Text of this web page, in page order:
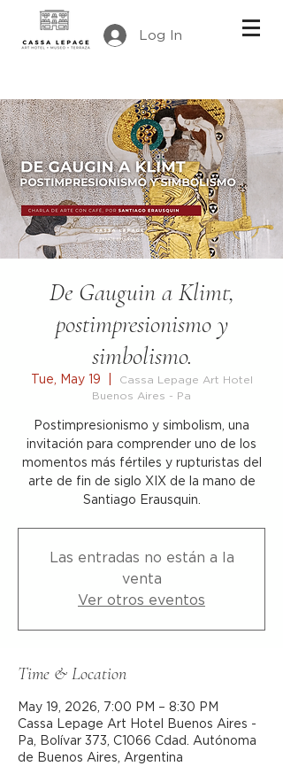
Log In
De Gauguin a Klimt,
postimpresionismo y
simbolismo.
Tue, May 19
Cassa Lepage Art Hotel
Buenos Aires - Pa
Postimpresionismo y simbolism, una
invitación para comprender uno de los
momentos más fértiles y rupturistas del
arte de fin de siglo XIX de la mano de
Santiago Erausquin.
Las entradas no están a la
venta
Ver otros eventos
Time & Location
May 19, 2026, 7:00 PM – 8:30 PM
Cassa Lepage Art Hotel Buenos Aires -
Pa, Bolívar 373, C1066 Cdad. Autónoma
de Buenos Aires, Argentina